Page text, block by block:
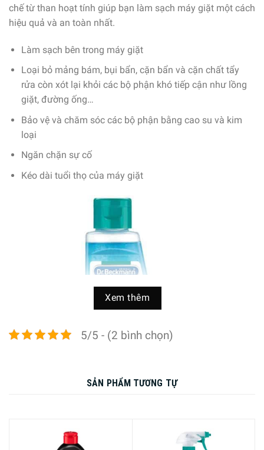
chế từ than hoạt tính giúp bạn làm sạch máy giặt một cách
hiệu quả và an toàn nhất.
Làm sạch bên trong máy giặt
Loại bỏ mảng bám, bụi bẩn, cặn bẩn và cặn chất tẩy
rửa còn xót lại khỏi các bộ phận khó tiếp cận như lồng
giặt, đường ống…
Bảo vệ và chăm sóc các bộ phận bằng cao su và kim
loại
Ngăn chặn sự cố
Kéo dài tuổi thọ của máy giặt
Xem thêm
5/5 - (2 bình chọn)
SẢN PHẨM TƯƠNG TỰ